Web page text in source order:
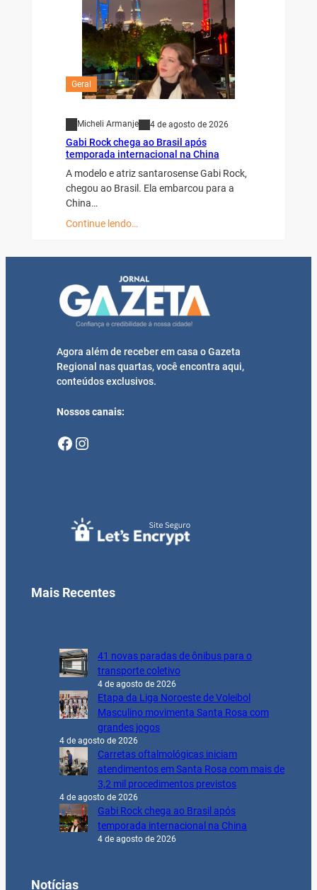
Geral
Micheli Armanje 4 de agosto de 2026
Gabi Rock chega ao Brasil após
temporada internacional na China
A modelo e atriz santarosense Gabi Rock,
chegou ao Brasil. Ela embarcou para a
China…
Continue lendo…
Agora além de receber em casa o Gazeta
Regional nas quartas, você encontra aqui,
conteúdos exclusivos.
Nossos canais:
Facebook Instagram
Mais Recentes
41 novas paradas de ônibus para o
transporte coletivo
4 de agosto de 2026
Etapa da Liga Noroeste de Voleibol
Masculino movimenta Santa Rosa com
grandes jogos
4 de agosto de 2026
Carretas oftalmológicas iniciam
atendimentos em Santa Rosa com mais de
3,2 mil procedimentos previstos
4 de agosto de 2026
Gabi Rock chega ao Brasil após
temporada internacional na China
4 de agosto de 2026
Notícias